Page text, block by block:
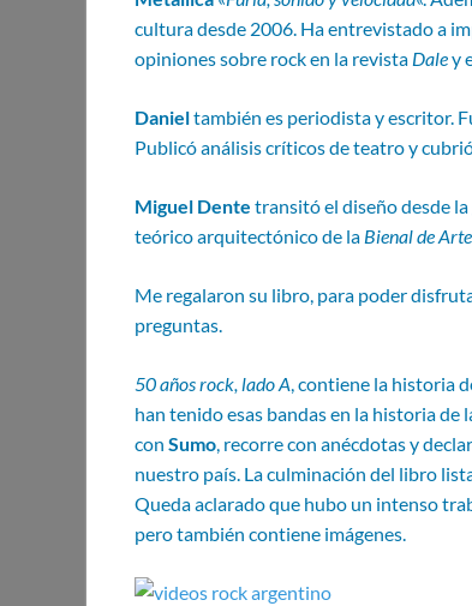
k
p
cultura desde 2006. Ha entrevistado a
opiniones sobre rock en la revista Daley
Danieltambién es periodista y escritor.
Publicó análisis críticos de teatro y
Miguel Dente transitó el diseño desde
teórico arquitectónico de la Bienal de
Me regalaron su libro, para poder
preguntas.
50 años rock, lado A, contiene la historia
han tenido esas bandas en la historia de
con Sumo, recorre con anécdotas y
nuestro país. La culminación del libro
Queda aclarado que hubo un intenso
pero también contiene imágenes.